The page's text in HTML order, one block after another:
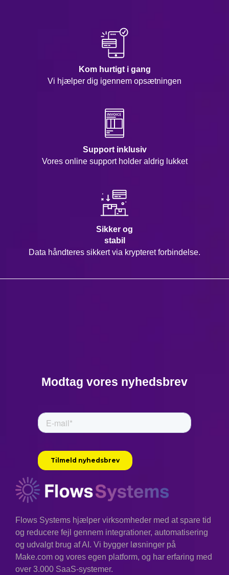
Kom hurtigt i gang
Vi hjælper dig igennem opsætningen
Support inklusiv
Vores online support holder aldrig lukket
Sikker og
stabil
Data håndteres sikkert via krypteret forbindelse.
Modtag vores nyhedsbrev
Flows Systems hjælper virksomheder med at spare tid
og reducere fejl gennem integrationer, automatisering
og udvalgt brug af AI. Vi bygger løsninger på
Make.com og vores egen platform, og har erfaring med
over 3.000 SaaS-systemer.